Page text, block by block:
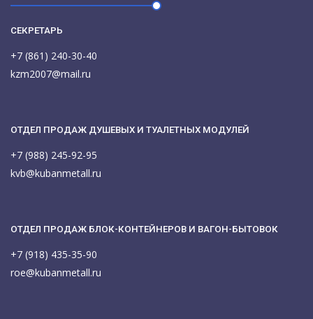
СЕКРЕТАРЬ
+7 (861) 240-30-40
kzm2007@mail.ru
ОТДЕЛ ПРОДАЖ ДУШЕВЫХ И ТУАЛЕТНЫХ МОДУЛЕЙ
+7 (988) 245-92-95
kvb@kubanmetall.ru
ОТДЕЛ ПРОДАЖ БЛОК-КОНТЕЙНЕРОВ И ВАГОН-БЫТОВОК
+7 (918) 435-35-90
roe@kubanmetall.ru